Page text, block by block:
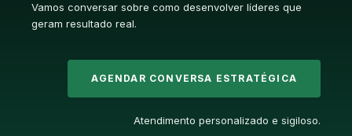
Vamos conversar sobre como desenvolver líderes que
geram resultado real.
AGENDAR CONVERSA ESTRATÉGICA
Atendimento personalizado e sigiloso.